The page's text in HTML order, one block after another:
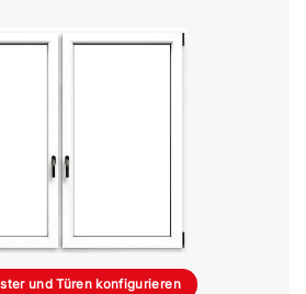
und Türen konfigurieren